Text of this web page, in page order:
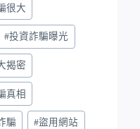
很大
#投資詐騙曝光
揭密
真相
騙 #盜用網站